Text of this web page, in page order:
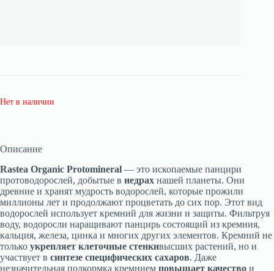
Нет в наличии
Описание
Rastea Organic Protominerаl — это ископаемые панцири
протоводорослей, добытые в недрах нашей планеты. Они
древние и хранят мудрость водорослей, которые прожили
миллионы лет и продолжают процветать до сих пор. Этот вид
водорослей использует кремний для жизни и защиты. Фильтруя
воду, водоросли наращивают панцирь состоящий из кремния,
кальция, железа, цинка и многих других элементов. Кремний не
только укрепляет клеточные стенкивысших растений, но и
участвует в синтезе специфических сахаров. Даже
незначительная подкормка кремнием повышает качество и